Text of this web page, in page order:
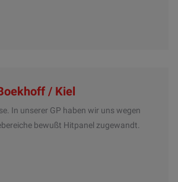
/ Kiel
In unserer GP haben wir uns wegen
bewußt Hitpanel zugewandt.